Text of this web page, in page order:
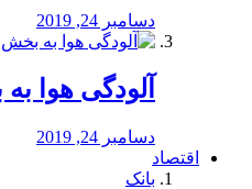
دسامبر 24, 2019
آلودگی هوا
دسامبر 24, 2019
اقتصاد
بانک